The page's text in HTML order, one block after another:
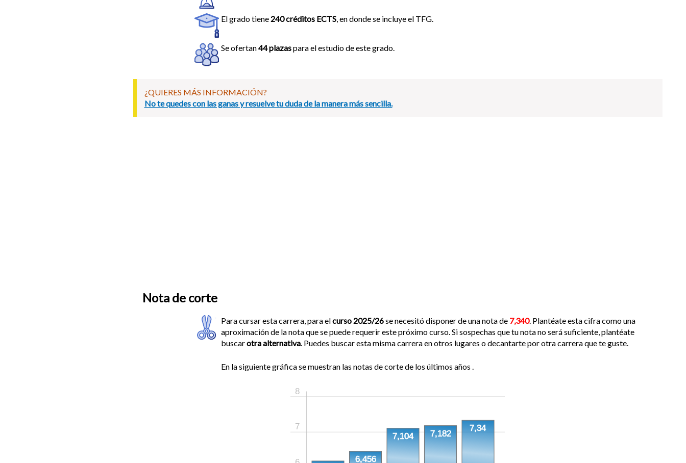
El grado tiene 240 créditos ECTS , en donde se incluye el TFG.
Se ofertan44 plazaspara el estudio de este grado.
¿QUIERES MÁS INFORMACIÓN?
No te quedes con las ganas y resuelve tu duda de la manera más sencilla.
Nota de corte
Para cursar esta carrera, para elcurso 2025/26se necesitó disponer de una nota de 7,340. Plantéate esta cifra como una
aproximación de la nota que se puede requerir este próximo curso. Si sospechas que tu nota no será suficiente, plantéate
buscarotra alternativa . Puedes buscar esta misma carrera en otros lugares o decantarte por otra carrera que te guste.
En la siguiente gráfica se muestran las notas de corte de los últimos años .
8
7
6,456
7,104 7,182
7,34